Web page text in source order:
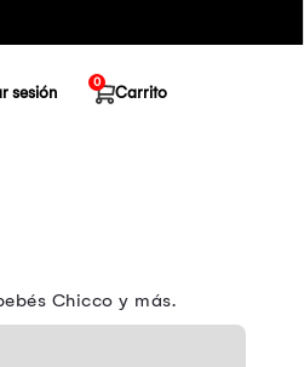
sesión Carrito
0
Chicco y más.